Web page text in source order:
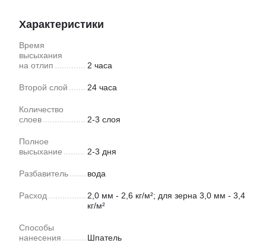
Характеристики
Время
высыхания
на отлип
2 часа
Второй слой 24 часа
Количество
слоев
2-3 слоя
Полное
высыхание
2-3 дня
Разбавитель вода
Расход
2,0 мм - 2,6 кг/м²; для зерна 3,0 мм - 3,4
кг/м²
Способы
нанесения
Шпатель